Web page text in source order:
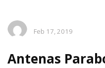
Feb 17, 2019
Antenas